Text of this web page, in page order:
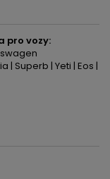
pro vozy:
| Superb | Yeti | Eos |